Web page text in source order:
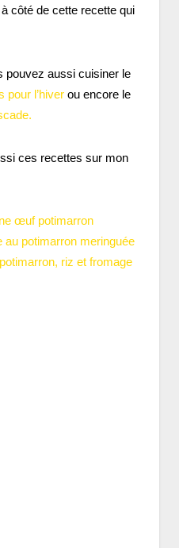
côté de cette recette qui
pouvez aussi cuisiner le
pour l’hiver ou encore le
ces recettes sur mon
œuf potimarron
au potimarron meringuée
riz et fromage